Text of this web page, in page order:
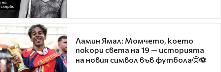
Ламин Ямал: Момчето, което
покори света на 19 — историята
на новия символ във футбола🤩⚽